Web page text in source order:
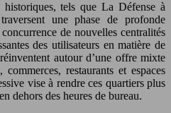
historiques, tels que La Défense à
une phase de profonde
de nouvelles centralités
des utilisateurs en matière de
autour d’une offre mixte
restaurants et espaces
vise à rendre ces quartiers plus
dehors des heures de bureau.